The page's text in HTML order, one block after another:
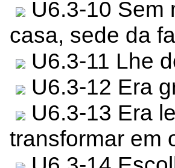
U6.3-10 Sem
casa, sede da
U6.3-11 Lhe
U6.3-12 Era
U6.3-13 Era
transformar em